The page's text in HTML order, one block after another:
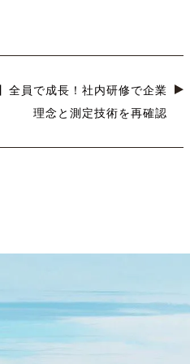
全員で成長！社内研修で企業
理念と測定技術を再確認